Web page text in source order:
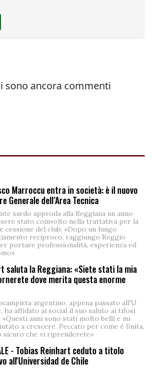
Marroccu entra in società: è il nuovo
Generale dell’Area Tecnica
sardo approda alla Reggiana un anno
stato coinvolto nella trattativa per la
cessione del club: «Dopo un lungo
reciproco, raggiungo Reggio
portare professionalità, esperienza ed
saluta la Reggiana: «Siete stati la mia
dove merita questa enorme
argentino, appena passato all'U
ha affidato ai social il suo saluto ai tifosi
«Questi anni sono stati molto belli e mi
a crescere. Peccato per come è finita,
sicuro che vi riprenderete»
- Tobias Reinhart ceduto a titolo
all'Universidad de Chile